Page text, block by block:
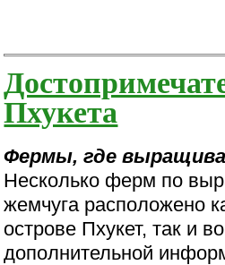
Пхукета
Фермы, где
Несколько ферм по
жемчуга расположено
острове Пхукет, так и
дополнительной